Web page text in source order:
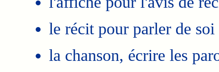
le récit pour parler de
la chanson, écrire les